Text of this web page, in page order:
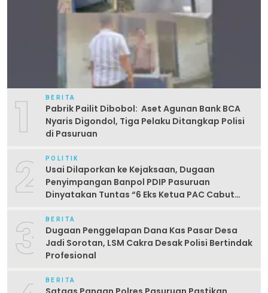
1 BERITA
Pabrik Pailit Dibobol: Aset Agunan Bank BCA
Nyaris Digondol, Tiga Pelaku Ditangkap Polisi
di Pasuruan
2 POLITIK
Usai Dilaporkan ke Kejaksaan, Dugaan
Penyimpangan Banpol PDIP Pasuruan
Dinyatakan Tuntas “6 Eks Ketua PAC Cabut
3 BERITA
Dugaan Penggelapan Dana Kas Pasar Desa
Jadi Sorotan, LSM Cakra Desak Polisi Bertindak
Profesional
BERITA